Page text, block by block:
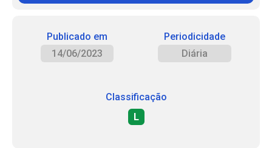
Publicado em
14/06/2023
Periodicidade
Diária
Classificação
L